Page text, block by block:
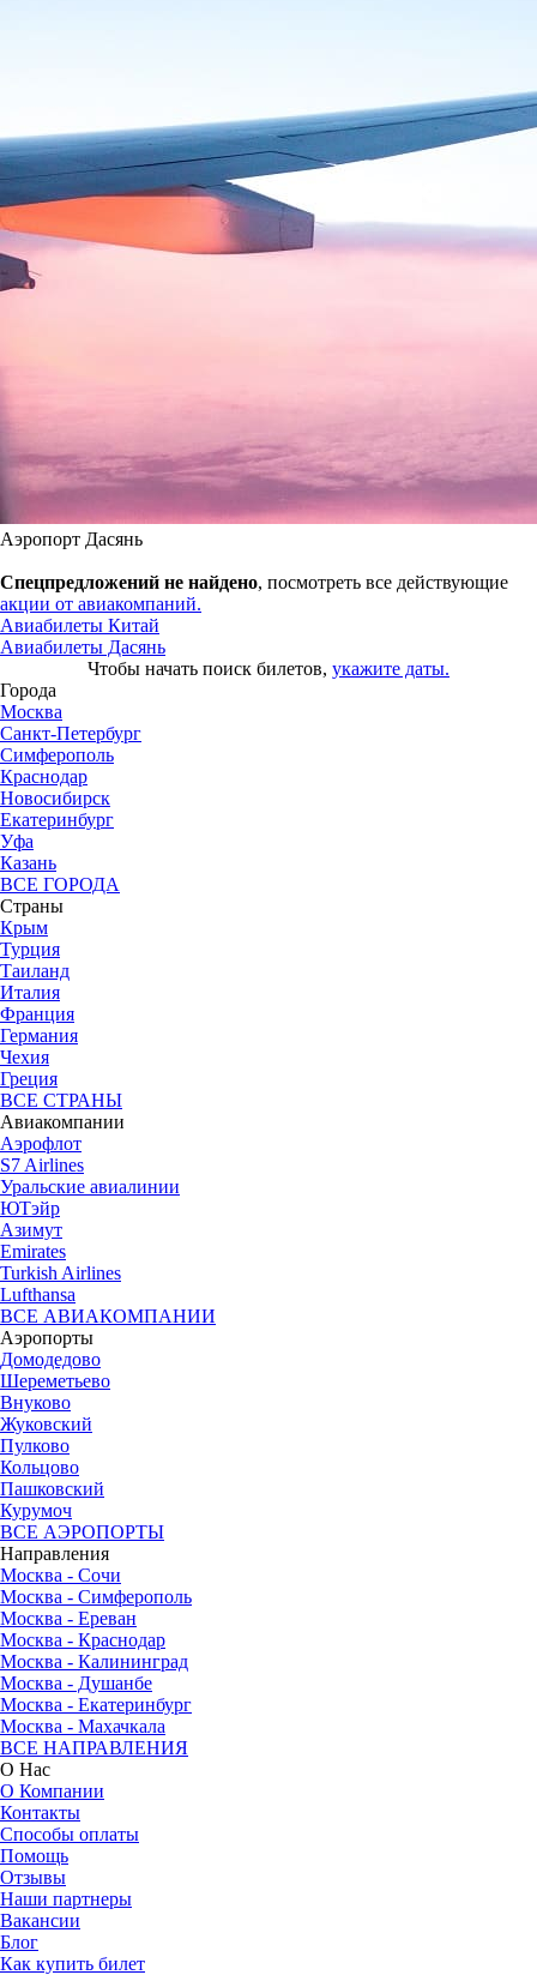
Аэропорт Дасянь
Спецпредложений не найдено, посмотреть все действующие
акции от авиакомпаний.
Авиабилеты Китай
Авиабилеты Дасянь
Чтобы начать поиск билетов, укажите даты.
Города
Москва
Санкт-Петербург
Симферополь
Краснодар
Новосибирск
Екатеринбург
Уфа
Казань
ВСЕ ГОРОДА
Страны
Крым
Турция
Таиланд
Италия
Франция
Германия
Чехия
Греция
ВСЕ СТРАНЫ
Авиакомпании
Аэрофлот
S7 Airlines
Уральские авиалинии
ЮТэйр
Азимут
Emirates
Turkish Airlines
Lufthansa
ВСЕ АВИАКОМПАНИИ
Аэропорты
Домодедово
Шереметьево
Внуково
Жуковский
Пулково
Кольцово
Пашковский
Курумоч
ВСЕ АЭРОПОРТЫ
Направления
Москва - Сочи
Москва - Симферополь
Москва - Ереван
Москва - Краснодар
Москва - Калининград
Москва - Душанбе
Москва - Екатеринбург
Москва - Махачкала
ВСЕ НАПРАВЛЕНИЯ
О Нас
О Компании
Контакты
Способы оплаты
Помощь
Отзывы
Наши партнеры
Вакансии
Блог
Как купить билет